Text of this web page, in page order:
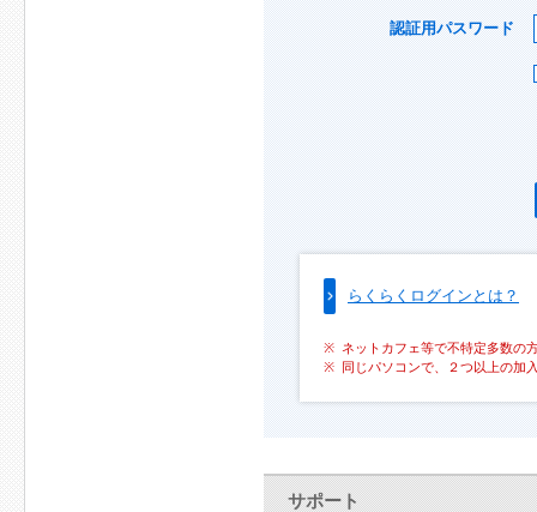
認証用パスワード
らくらくログインとは？
ネットカフェ等で不特定多数の
同じパソコンで、２つ以上の加
サポート